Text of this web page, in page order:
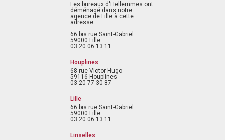
Les bureaux d'Hellemmes ont
déménagé dans notre
agence de Lille à cette
adresse :
66 bis rue Saint-Gabriel
59000 Lille
03 20 06 13 11
Houplines
68 rue Victor Hugo
59116 Houplines
03 20 77 30 87
Lille
66 bis rue Saint-Gabriel
59000 Lille
03 20 06 13 11
Linselles